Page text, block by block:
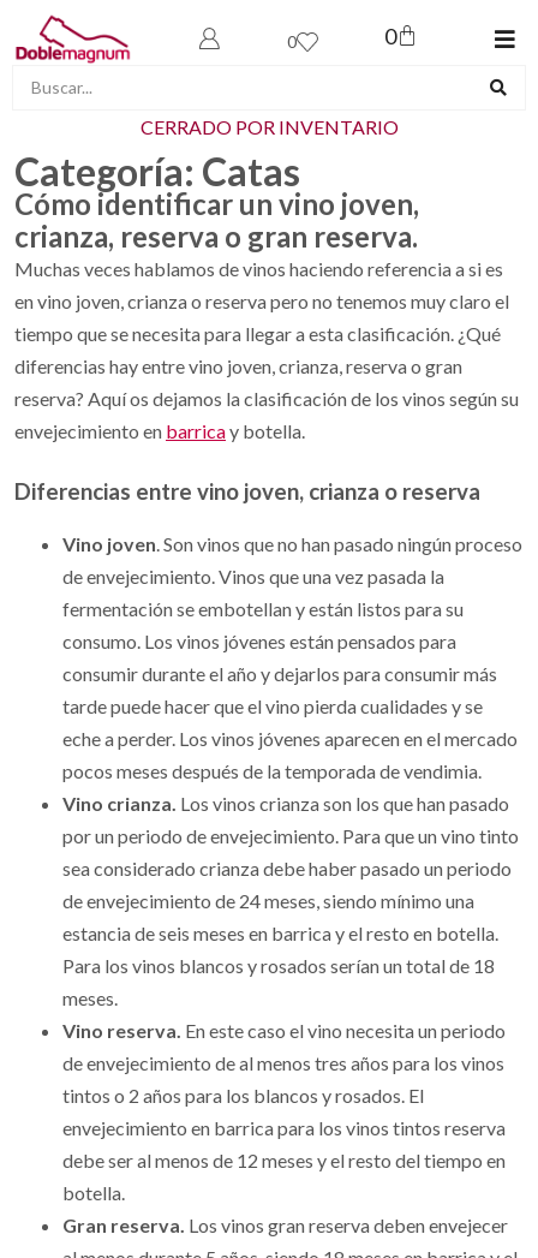
0 0
CERRADO POR INVENTARIO
Categoría: Catas
Cómo identificar un vino joven,
crianza, reserva o gran reserva.
Muchas veces hablamos de vinos haciendo referencia a si es
en vino joven, crianza o reserva pero no tenemos muy claro el
tiempo que se necesita para llegar a esta clasificación. ¿Qué
diferencias hay entre vino joven, crianza, reserva o gran
reserva? Aquí os dejamos la clasificación de los vinos según su
envejecimiento en barricay botella.
Diferencias entre vino joven, crianza o reserva
Vino joven. Son vinos que no han pasado ningún proceso
de envejecimiento. Vinos que una vez pasada la
fermentación se embotellan y están listos para su
consumo. Los vinos jóvenes están pensados para
consumir durante el año y dejarlos para consumir más
tarde puede hacer que el vino pierda cualidades y se
eche a perder. Los vinos jóvenes aparecen en el mercado
pocos meses después de la temporada de vendimia.
Vino crianza. Los vinos crianza son los que han pasado
por un periodo de envejecimiento. Para que un vino tinto
sea considerado crianza debe haber pasado un periodo
de envejecimiento de 24 meses, siendo mínimo una
estancia de seis meses en barrica y el resto en botella.
Para los vinos blancos y rosados serían un total de 18
meses.
Vino reserva. En este caso el vino necesita un periodo
de envejecimiento de al menos tres años para los vinos
tintos o 2 años para los blancos y rosados. El
envejecimiento en barrica para los vinos tintos reserva
debe ser al menos de 12 meses y el resto del tiempo en
botella.
Gran reserva. Los vinos gran reserva deben envejecer